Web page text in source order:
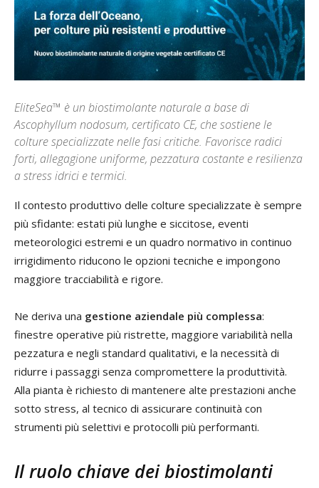
EliteSea™ è un biostimolante naturale a base di
Ascophyllum nodosum, certificato CE, che sostiene le
colture specializzate nelle fasi critiche. Favorisce radici
forti, allegagione uniforme, pezzatura costante e resilienza
a stress idrici e termici.
Il contesto produttivo delle colture specializzate è sempre
più sfidante: estati più lunghe e siccitose, eventi
meteorologici estremi e un quadro normativo in continuo
irrigidimento riducono le opzioni tecniche e impongono
maggiore tracciabilità e rigore.
Ne deriva una gestione aziendale più complessa:
finestre operative più ristrette, maggiore variabilità nella
pezzatura e negli standard qualitativi, e la necessità di
ridurre i passaggi senza compromettere la produttività.
Alla pianta è richiesto di mantenere alte prestazioni anche
sotto stress, al tecnico di assicurare continuità con
strumenti più selettivi e protocolli più performanti.
Il ruolo chiave dei biostimolanti